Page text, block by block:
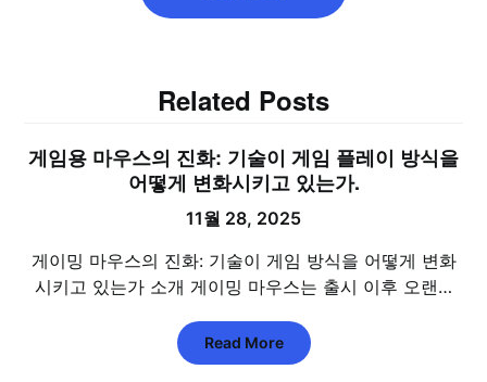
Related Posts
게임용 마우스의 진화: 기술이 게임 플레이 방식을
어떻게 변화시키고 있는가.
11월 28, 2025
게이밍 마우스의 진화: 기술이 게임 방식을 어떻게 변화
시키고 있는가 소개 게이밍 마우스는 출시 이후 오랜…
Read More